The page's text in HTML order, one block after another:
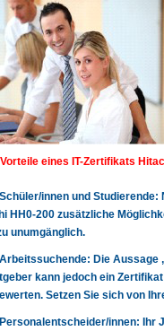
eines IT-Zertifikats
innen und
HH0-200 zusätzliche
unumgänglich.
Die Aussage
kann jedoch ein
Setzen Sie sich von
innen: Ihr